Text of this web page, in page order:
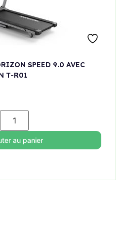
SPEED 9.0 AVEC
T-R01
au panier